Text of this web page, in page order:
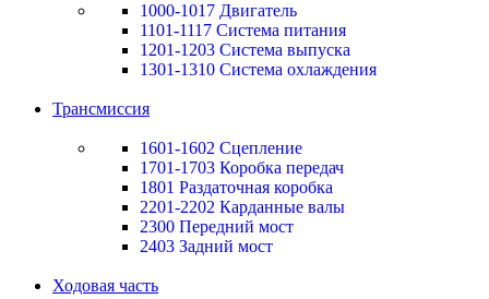
1000-1017 Двигатель
1101-1117 Система питания
1201-1203 Система выпуска
1301-1310 Система охлаждения
Трансмиссия
1601-1602 Сцепление
1701-1703 Коробка передач
1801 Раздаточная коробка
2201-2202 Карданные валы
2300 Передний мост
2403 Задний мост
Ходовая часть